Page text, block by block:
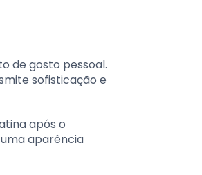
de gosto pessoal.
sofisticação e
após o
aparência